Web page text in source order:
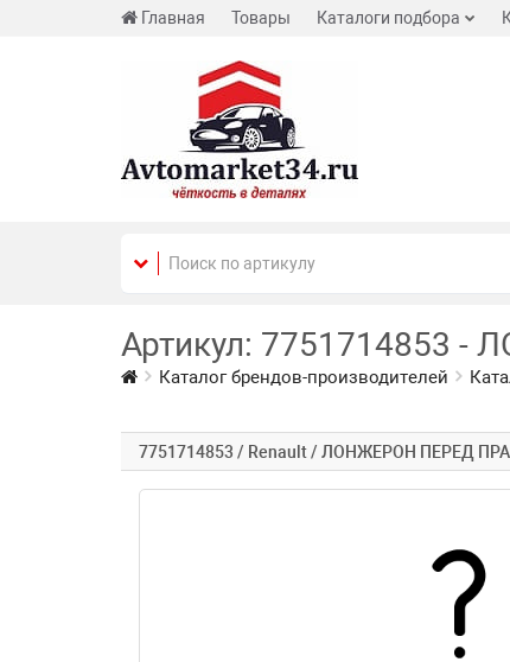
Главная Товары Каталоги подбора
Артикул: 7751714853 -
Каталог брендов-производителей
7751714853 / Renault / ЛОНЖЕРОН ПЕРЕД